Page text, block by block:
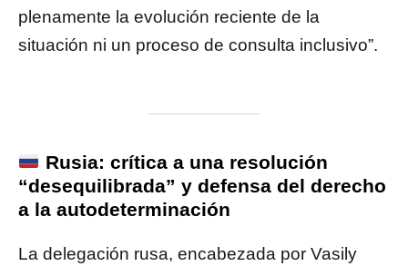
plenamente la evolución reciente de la
situación ni un proceso de consulta inclusivo”.
Rusia: crítica a una resolución
“desequilibrada” y defensa del derecho
a la autodeterminación
La delegación rusa, encabezada por Vasily